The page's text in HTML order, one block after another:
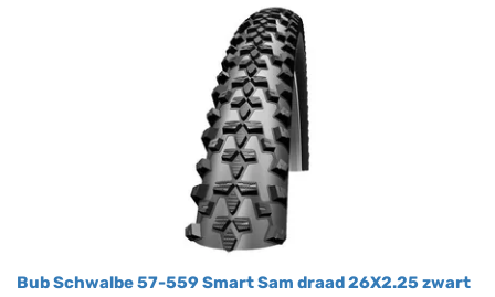
Bub Schwalbe 57-559 Smart Sam draad 26X2.25 zwart